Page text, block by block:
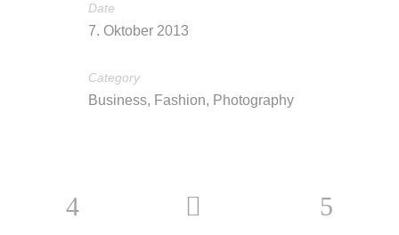
Date
7. Oktober 2013
Category
Business, Fashion, Photography